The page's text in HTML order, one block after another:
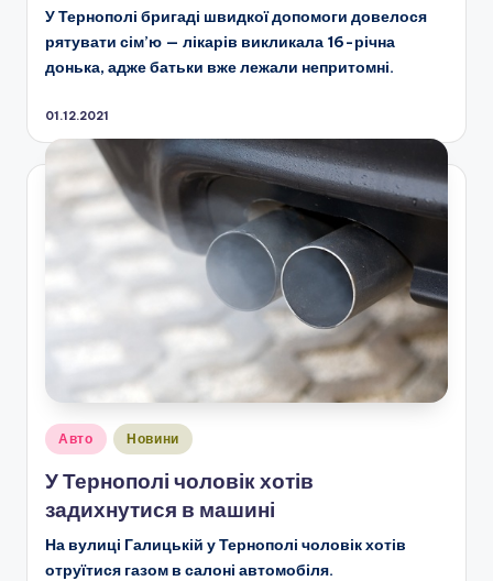
У Тернополі бригаді швидкої допомоги довелося
рятувати сім’ю — лікарів викликала 16-річна
донька, адже батьки вже лежали непритомні.
01.12.2021
Опубліковано
Авто Новини
У Тернополі чоловік хотів
задихнутися в машині
На вулиці Галицькій у Тернополі чоловік хотів
отруїтися газом в салоні автомобіля.